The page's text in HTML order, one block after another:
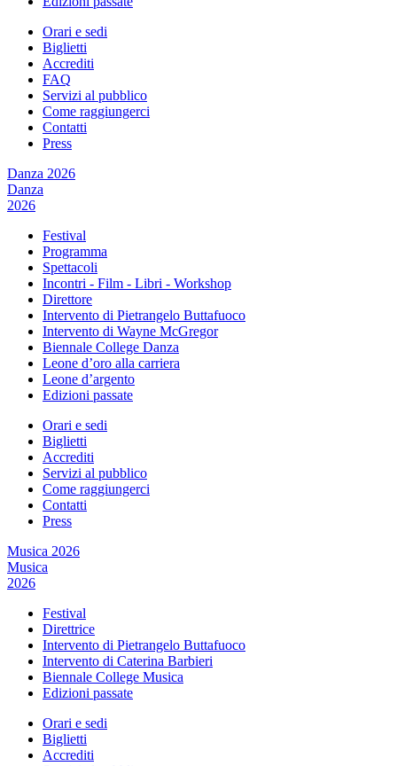
Orari e sedi
Biglietti
Accrediti
FAQ
Servizi al pubblico
Come raggiungerci
Contatti
Press
Danza 2026
Danza
2026
Festival
Programma
Spettacoli
Incontri - Film - Libri - Workshop
Direttore
Intervento di Pietrangelo Buttafuoco
Intervento di Wayne McGregor
Biennale College Danza
Leone d’oro alla carriera
Leone d’argento
Edizioni passate
Orari e sedi
Biglietti
Accrediti
Servizi al pubblico
Come raggiungerci
Contatti
Press
Musica 2026
Musica
2026
Festival
Direttrice
Intervento di Pietrangelo Buttafuoco
Intervento di Caterina Barbieri
Biennale College Musica
Edizioni passate
Orari e sedi
Biglietti
Accrediti